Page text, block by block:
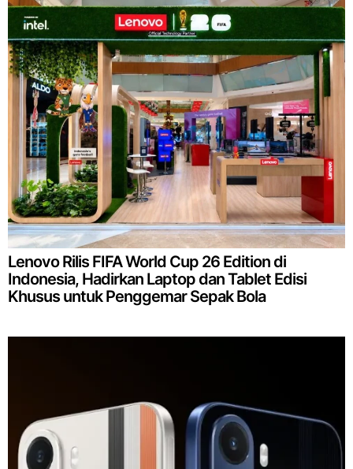
Lenovo Rilis FIFA World Cup 26 Edition di
Indonesia, Hadirkan Laptop dan Tablet Edisi
Khusus untuk Penggemar Sepak Bola